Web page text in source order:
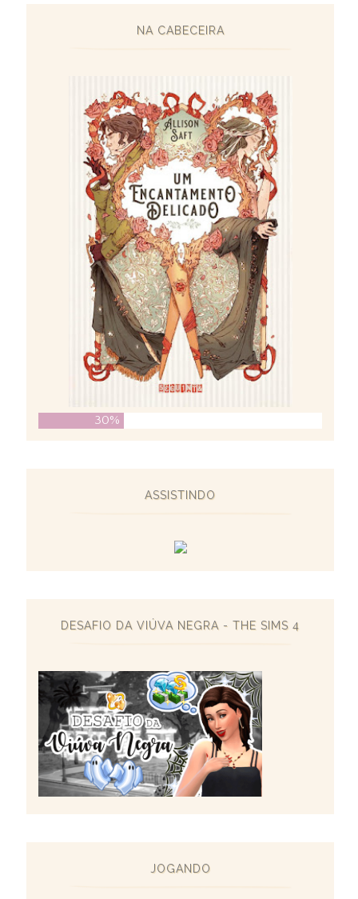
NA CABECEIRA
30%
ASSISTINDO
DESAFIO DA VIÚVA NEGRA - THE SIMS 4
JOGANDO